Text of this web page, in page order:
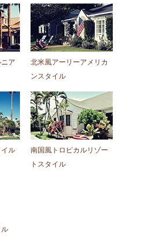
ア
北米風アーリーアメリカ
ンスタイル
ル
南国風トロピカルリゾー
トスタイル